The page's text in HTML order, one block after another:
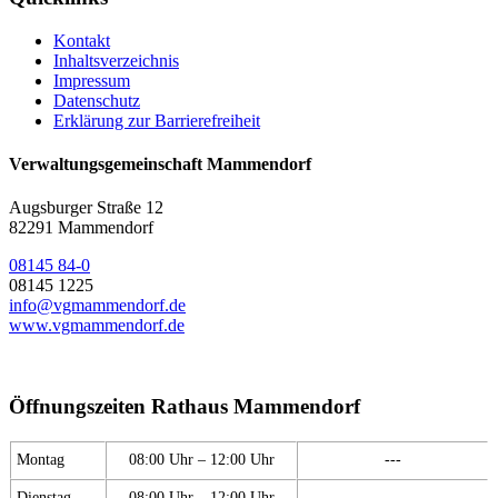
Kontakt
Inhaltsverzeichnis
Impressum
Datenschutz
Erklärung zur Barrierefreiheit
Verwaltungsgemeinschaft Mammendorf
Augsburger Straße 12
82291 Mammendorf
08145 84-0
08145 1225
info@vgmammendorf.de
www.vgmammendorf.de
Öffnungszeiten Rathaus Mammendorf
Montag 08:00 Uhr – 12:00 Uhr ---